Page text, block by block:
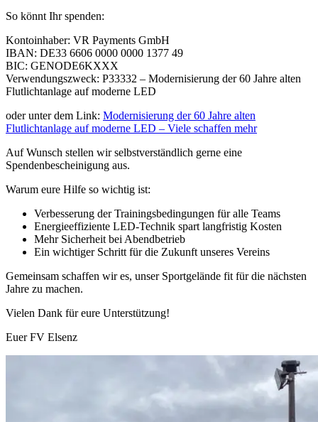
So könnt Ihr spenden:
Kontoinhaber: VR Payments GmbH
IBAN: DE33 6606 0000 0000 1377 49
BIC: GENODE6KXXX
Verwendungszweck: P33332 – Modernisierung der 60 Jahre alten
Flutlichtanlage auf moderne LED
oder unter dem Link: Modernisierung der 60 Jahre alten
Flutlichtanlage auf moderne LED – Viele schaffen mehr
Auf Wunsch stellen wir selbstverständlich gerne eine
Spendenbescheinigung aus.
Warum eure Hilfe so wichtig ist:
Verbesserung der Trainingsbedingungen für alle Teams
Energieeffiziente LED-Technik spart langfristig Kosten
Mehr Sicherheit bei Abendbetrieb
Ein wichtiger Schritt für die Zukunft unseres Vereins
Gemeinsam schaffen wir es, unser Sportgelände fit für die nächsten
Jahre zu machen.
Vielen Dank für eure Unterstützung!
Euer FV Elsenz